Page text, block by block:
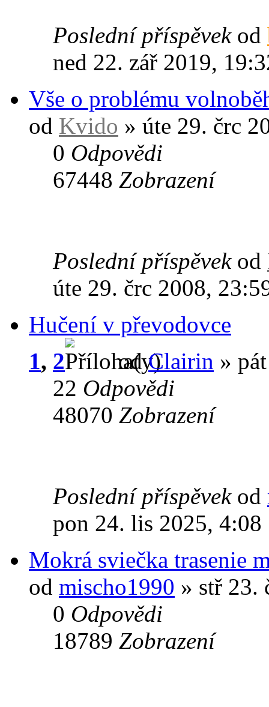
Poslední příspěvek od
ned 22. zář 2019,
Vše o problému
od Kvido » úte 29. črc
0 Odpovědi
67448 Zobrazení
Poslední příspěvek od
úte 29. črc 2008,
Hučení v převodovce
1, 2 odClairin »
22 Odpovědi
48070 Zobrazení
Poslední příspěvek od
pon 24. lis 2025, 4:08
Mokrá sviečka trasenie
od mischo1990 » stř 23.
0 Odpovědi
18789 Zobrazení